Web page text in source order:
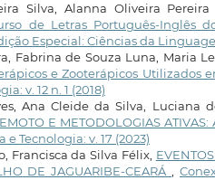
Silva, Alanna Oliveira Pereira
de Letras Português-Inglês
Especial: Ciências da
Fabrina de Souza Luna, Maria
e Zooterápicos Utilizados
v. 12 n. 1 (2018)
Ana Cleide da Silva, Luciana
E METODOLOGIAS
e Tecnologia: v. 17 (2023)
Francisca da Silva Félix,
DE JAGUARIBE-CEARÁ,